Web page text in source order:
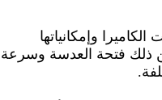
وإمكانياتها
ذلك فتحة العدسة وسرعة